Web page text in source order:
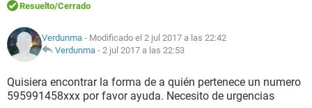
Resuelto/Cerrado
Verdunma - Modificado el 2 jul 2017 a las 22:42
Verdunma - 2 jul 2017 a las 22:53
Quisiera encontrar la forma de a quién pertenece un numero
595991458xxx por favor ayuda. Necesito de urgencias